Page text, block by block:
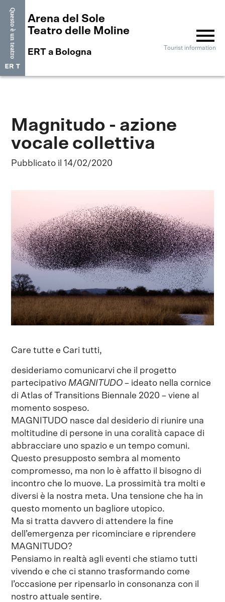
Arena del Sole
Teatro delle Moline
ERT a Bologna
menu
Tourist information
Magnitudo - azione
vocale collettiva
Pubblicato il 14/02/2020
Care tutte e Cari tutti,
desideriamo comunicarvi che il progetto
partecipativo MAGNITUDO – ideato nella cornice
di Atlas of Transitions Biennale 2020 – viene al
momento sospeso.
MAGNITUDO nasce dal desiderio di riunire una
moltitudine di persone in una coralità capace di
abbracciare uno spazio e un tempo comuni.
Questo presupposto sembra al momento
compromesso, ma non lo è affatto il bisogno di
incontro che lo muove. La prossimità tra molti e
diversi è la nostra meta. Una tensione che ha in
questo momento un bagliore utopico.
Ma si tratta davvero di attendere la fine
dell’emergenza per ricominciare e riprendere
MAGNITUDO?
Pensiamo in realtà agli eventi che stiamo tutti
vivendo e che ci stanno trasformando come
l’occasione per ripensarlo in consonanza con il
nostro attuale sentire.